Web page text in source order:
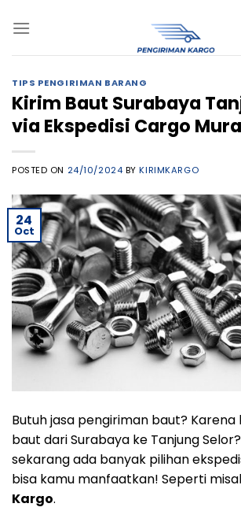
TIPS PENGIRIMAN BARANG
Kirim Baut Surabaya
via Ekspedisi Cargo
POSTED ON 24/10/2024 BYKIRIMKARGO
24
Oct
Butuh jasa pengiriman baut? Karena
baut dari Surabaya ke Tanjung
sekarang ada banyak pilihan
bisa kamu manfaatkan! Seperti
Kargo.